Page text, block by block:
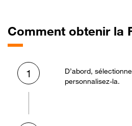
Comment obtenir la
1
D’abord,
personnalisez-la.